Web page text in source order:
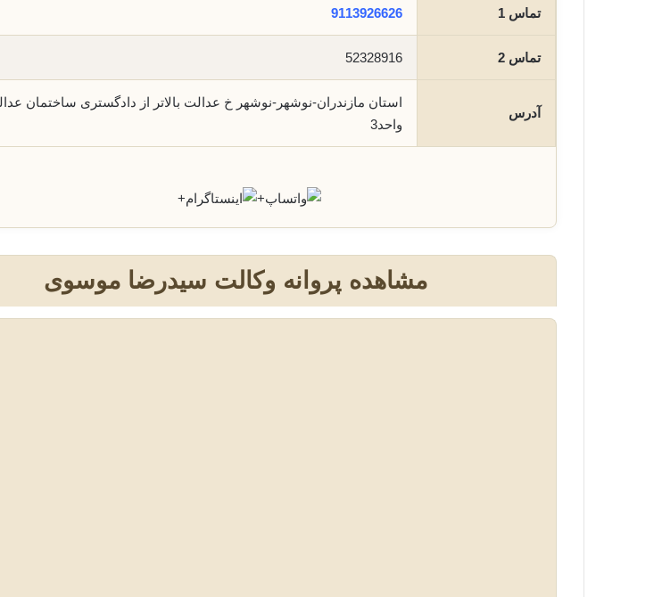
تماس 1 9113926626
تماس 2 52328916
آدرس
واحد3
+
+
مشاهده پروانه وکالت سیدرضا موسوی